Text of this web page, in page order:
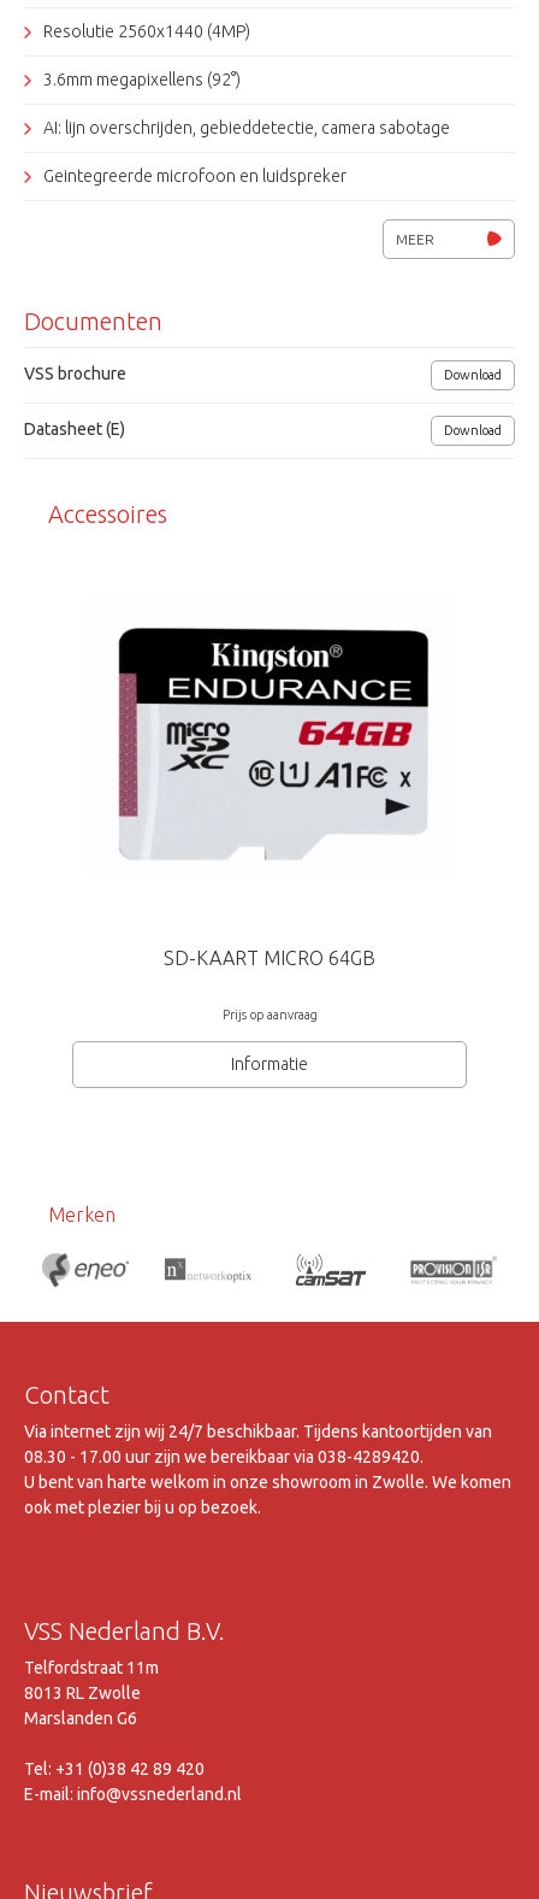
Resolutie 2560x1440 (4MP)
3.6mm megapixellens (92°)
AI: lijn overschrijden, gebieddetectie, camera sabotage
Geintegreerde microfoon en luidspreker
Weerbestendig klasse IP65
Cam2App (iOS/Android), Ossia standaard VMS voor PC
NDAA Compliance
Provision-ISR
MEER
Documenten
VSS brochure Download
Datasheet (E) Download
Accessoires
SD-KAART MICRO 64GB
Prijs op aanvraag
Informatie
Merken
Contact
Via internet zijn wij 24/7 beschikbaar. Tijdens kantoortijden van
08.30 - 17.00 uur zijn we bereikbaar via 038-4289420.
U bent van harte welkom in onze showroom in Zwolle. We komen
ook met plezier bij u op bezoek.
VSS Nederland B.V.
Telfordstraat 11m
8013 RL Zwolle
Marslanden G6
Tel: +31 (0)38 42 89 420
E-mail: info@vssnederland.nl
Nieuwsbrief